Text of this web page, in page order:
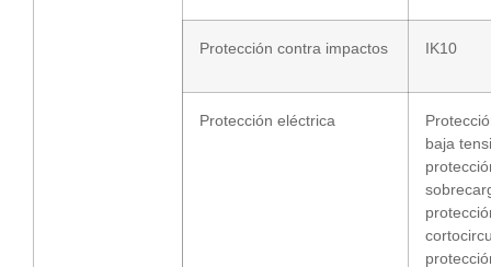
Protección contra impactos IK10
Protección eléctrica
baja